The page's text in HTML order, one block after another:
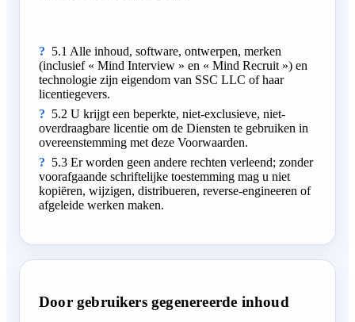
5.1 Alle inhoud, software, ontwerpen, merken
(inclusief « Mind Interview » en « Mind Recruit ») en
technologie zijn eigendom van SSC LLC of haar
licentiegevers.
5.2 U krijgt een beperkte, niet-exclusieve, niet-
overdraagbare licentie om de Diensten te gebruiken in
overeenstemming met deze Voorwaarden.
5.3 Er worden geen andere rechten verleend; zonder
voorafgaande schriftelijke toestemming mag u niet
kopiëren, wijzigen, distribueren, reverse-engineeren of
afgeleide werken maken.
Door gebruikers gegenereerde inhoud